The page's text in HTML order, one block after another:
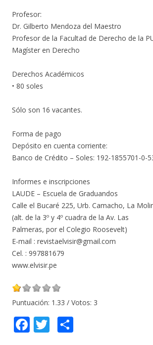
Profesor:
Dr. Gilberto Mendoza del Maestro
Profesor de la Facultad de Derecho de la
Magíster en Derecho
Derechos Académicos
• 80 soles
Sólo son 16 vacantes.
Forma de pago
Depósito en cuenta corriente:
Banco de Crédito – Soles: 192-1855701-0-
Informes e inscripciones
LAUDE – Escuela de Graduandos
Calle el Bucaré 225, Urb. Camacho, La
(alt. de la 3º y 4º cuadra de la Av. Las
Palmeras, por el Colegio Roosevelt)
E-mail : revistaelvisir@gmail.com
Cel. : 997881679
www.elvisir.pe
Puntuación: 1.33 / Votos: 3
F T